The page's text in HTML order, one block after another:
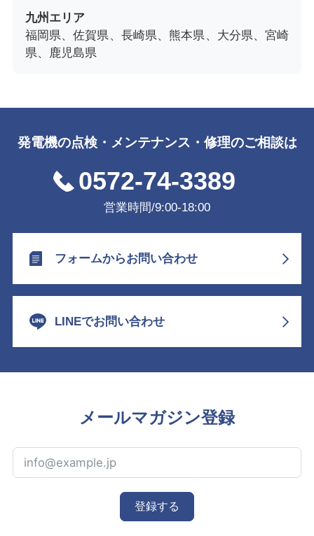
九州エリア
福岡県、佐賀県、長崎県、熊本県、大分県、宮崎
県、鹿児島県
発電機の点検・メンテナンス・修理のご相談は
0572-74-3389
営業時間/9:00-18:00
フォームからお問い合わせ
LINEでお問い合わせ
メールマガジン登録
登録する